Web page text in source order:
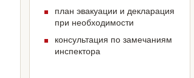
план эвакуации и декларация
при необходимости
консультация по замечаниям
инспектора